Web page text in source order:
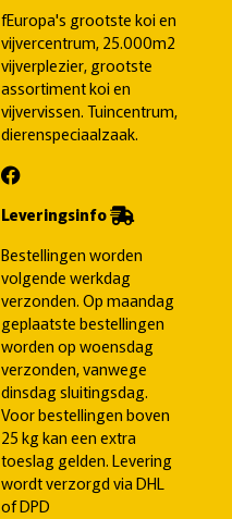
fEuropa's grootste koi en
vijvercentrum, 25.000m2
vijverplezier, grootste
assortiment koi en
vijvervissen. Tuincentrum,
dierenspeciaalzaak.
Leveringsinfo
Bestellingen worden
volgende werkdag
verzonden. Op maandag
geplaatste bestellingen
worden op woensdag
verzonden, vanwege
dinsdag sluitingsdag.
Voor bestellingen boven
25 kg kan een extra
toeslag gelden. Levering
wordt verzorgd via DHL
of DPD